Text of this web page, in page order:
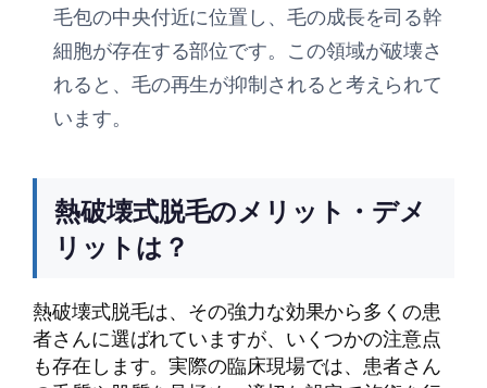
毛包の中央付近に位置し、毛の成長を司る幹
細胞が存在する部位です。この領域が破壊さ
れると、毛の再生が抑制されると考えられて
います。
熱破壊式脱毛のメリット・デメ
リットは？
熱破壊式脱毛は、その強力な効果から多くの患
者さんに選ばれていますが、いくつかの注意点
も存在します。実際の臨床現場では、患者さん